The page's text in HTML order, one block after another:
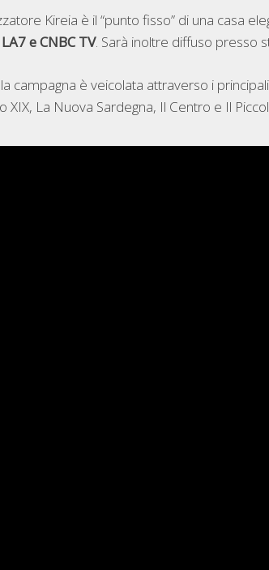
Kireia è il “punto fisso” di una casa
e CNBC TV. Sarà inoltre diffuso presso
campagna è veicolata attraverso i principali
XIX, La Nuova Sardegna, Il Centro e Il